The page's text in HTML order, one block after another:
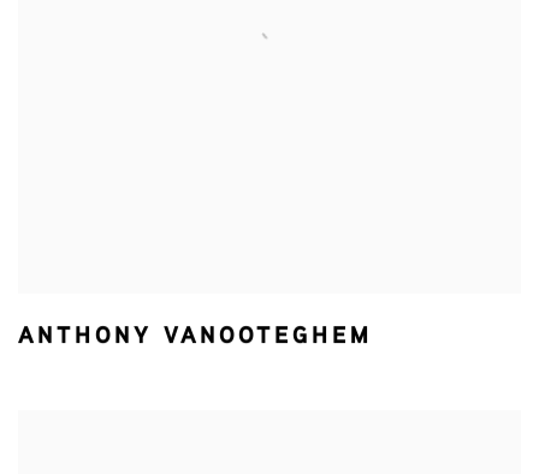
ANTHONY VANOOTEGHEM